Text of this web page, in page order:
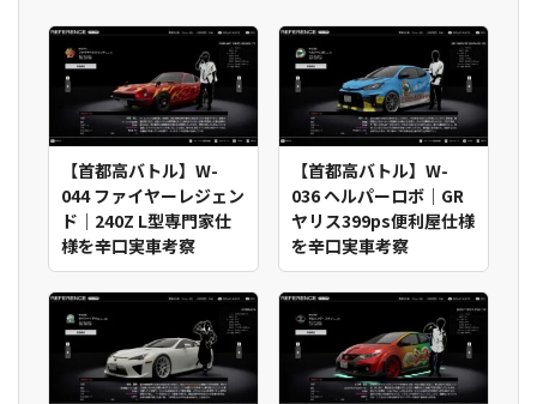
【首都高バトル】W-
044 ファイヤーレジェン
ド｜240Z L型専門家仕
様を辛口実車考察
【首都高バトル】W-
036 ヘルパーロボ｜GR
ヤリス399ps便利屋仕様
を辛口実車考察